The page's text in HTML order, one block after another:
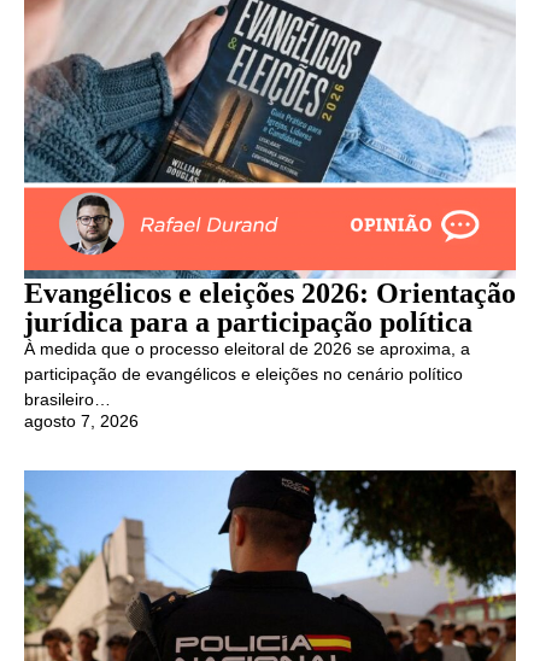
Evangélicos e eleições 2026: Orientação
jurídica para a participação política
À medida que o processo eleitoral de 2026 se aproxima, a
participação de evangélicos e eleições no cenário político
brasileiro…
agosto 7, 2026